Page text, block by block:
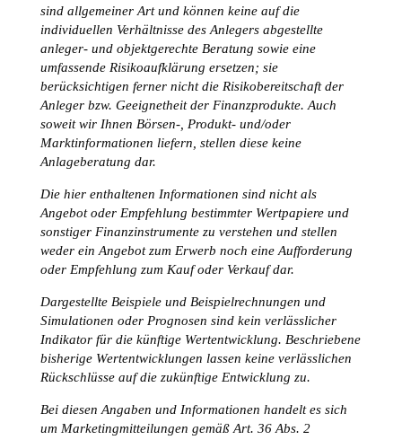
sind allgemeiner Art und können keine auf die
individuellen Verhältnisse des Anlegers abgestellte
anleger- und objektgerechte Beratung sowie eine
umfassende Risikoaufklärung ersetzen; sie
berücksichtigen ferner nicht die Risikobereitschaft der
Anleger bzw. Geeignetheit der Finanzprodukte. Auch
soweit wir Ihnen Börsen-, Produkt- und/oder
Marktinformationen liefern, stellen diese keine
Anlageberatung dar.
Die hier enthaltenen Informationen sind nicht als
Angebot oder Empfehlung bestimmter Wertpapiere und
sonstiger Finanzinstrumente zu verstehen und stellen
weder ein Angebot zum Erwerb noch eine Aufforderung
oder Empfehlung zum Kauf oder Verkauf dar.
Dargestellte Beispiele und Beispielrechnungen und
Simulationen oder Prognosen sind kein verlässlicher
Indikator für die künftige Wertentwicklung. Beschriebene
bisherige Wertentwicklungen lassen keine verlässlichen
Rückschlüsse auf die zukünftige Entwicklung zu.
Bei diesen Angaben und Informationen handelt es sich
um Marketingmitteilungen gemäß Art. 36 Abs. 2